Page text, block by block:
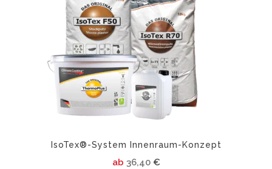
IsoTex®-System Innenraum-Konzept
ab 36,40 €